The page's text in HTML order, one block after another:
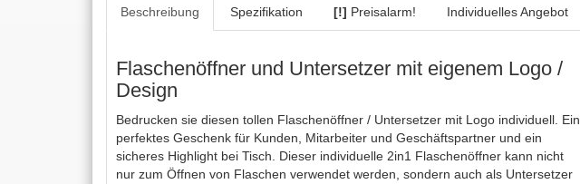
Beschreibung Spezifikation [!] Preisalarm! Individuelles Angebot
Flaschenöffner und Untersetzer mit eigenem Logo /
Design
Bedrucken sie diesen tollen Flaschenöffner / Untersetzer mit Logo individuell. Ein
perfektes Geschenk für Kunden, Mitarbeiter und Geschäftspartner und ein
sicheres Highlight bei Tisch. Dieser individuelle 2in1 Flaschenöffner kann nicht
nur zum Öffnen von Flaschen verwendet werden, sondern auch als Untersetzer